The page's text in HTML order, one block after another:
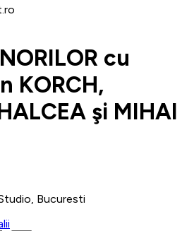
cu
KORCH,
şi MIHAI
Bucuresti